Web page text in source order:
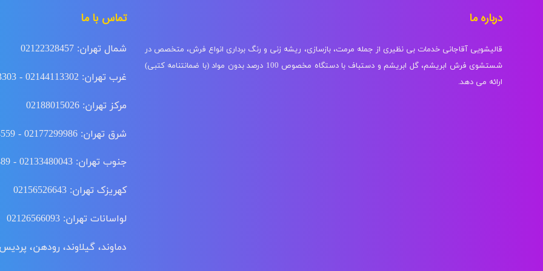
درباره ما
قالیشویی آقاجانی خدمات بی نظیری از جمله مرمت، بازسازی، ریشه زنی و رنگ برداری انواع فرش، متخصص در
شستشوی فرش ابریشم، گل ابریشم و دستباف با دستگاه مخصوص 100 درصد بدون مواد (با ضمانتنامه کتبی)
ارائه می دهد.
تماس با ما
شمال تهران: 02122328457
غرب تهران: 02144113302 - 02144113303
مرکز تهران: 02188015026
شرق تهران: 02177299986 - 02177294559
جنوب تهران: 02133480043 - 02155915489 - 02166350516
کهریزک تهران: 02156526643
لواسانات تهران: 02126566093
دماوند، گیلاوند، رودهن، پردیس: 02176342188 - 02176343188 -